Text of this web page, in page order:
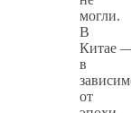
могли.
В
Китае
в
от